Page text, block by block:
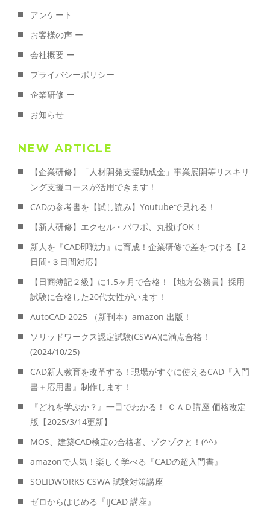
アンケート
お客様の声 ー
会社概要 ー
プライバシーポリシー
企業研修 ー
お知らせ
NEW ARTICLE
【企業研修】「人材開発支援助成金」事業展開等リスキリ
ング支援コースが活用できます！
CADの参考書を【試し読み】Youtubeで見れる！
【新人研修】エクセル・パワポ、丸投げOK！
新人を『CAD即戦力』に育成！企業研修で差をつける【2
日間･３日間対応】
【日商簿記２級】に1.5ヶ月で合格！【地方公務員】採用
試験に合格した20代女性がいます！
AutoCAD 2025 （新刊本）amazon 出版！
ソリッドワークス認定試験(CSWA)に満点合格！
(2024/10/25)
CAD新人教育を改革する！現場がすぐに使えるCAD『入門
書＋応用書』制作します！
『どれを学ぶか？』一目でわかる！ ＣＡＤ講座 価格改定
版【2025/3/14更新】
MOS、建築CAD検定の合格者、ゾクゾクと！(^^♪
amazonで人気！楽しく学べる『CADの超入門書』
SOLIDWORKS CSWA 試験対策講座
ゼロからはじめる『IJCAD 講座』